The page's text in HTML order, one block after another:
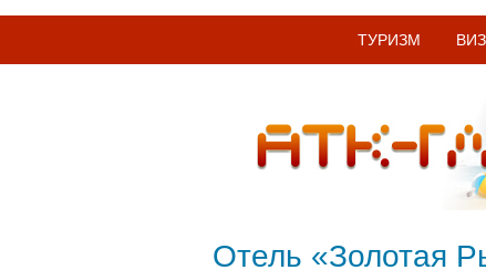
ТУРИЗМ
Отель «Золотая